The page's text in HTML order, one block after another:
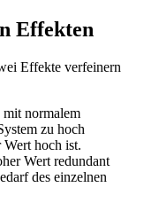
Effekten
Effekte verfeinern
mit normalem
zu hoch
hoch ist.
Wert redundant
des einzelnen